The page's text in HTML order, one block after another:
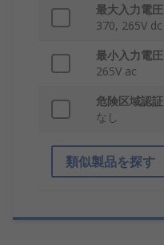
最大入力電圧
370, 265V dc
最小入力電圧
265V ac
危険区域認証
なし
類似製品を探す